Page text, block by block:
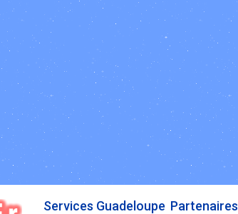
Services Guadeloupe Partenaires